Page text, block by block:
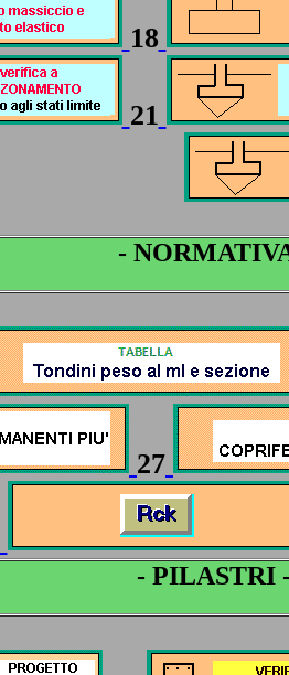
18
21
-
27
- PILASTRI